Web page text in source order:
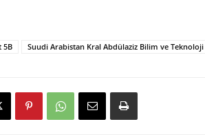
5B Suudi Arabistan Kral Abdülaziz Bilim ve